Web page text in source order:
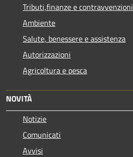
Tributi,finanze e contravvenzioni
Ambiente
Salute, benessere e assistenza
Autorizzazioni
Agricoltura e pesca
NOVITÀ
Notizie
Comunicati
Avvisi